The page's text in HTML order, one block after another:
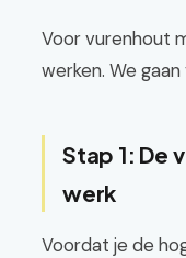
Voor vurenhout
werken. We
Stap 1: De
werk
Voordat je de